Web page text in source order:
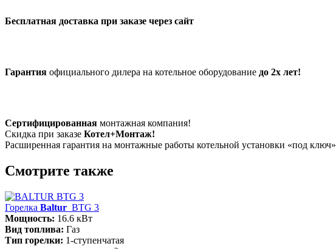
Бесплатная доставка при заказе через сайт
Гарантия официального дилера на котельное оборудование до 2х лет!
Сертифицированная монтажная компания!
Скидка при заказе Котел+Монтаж!
Расширенная гарантия на монтажные работы котельной установки «под ключ»
Смотрите также
Горелка Baltur BTG 3
Мощность: 16.6 кВт
Вид топлива: Газ
Тип горелки: 1-ступенчатая